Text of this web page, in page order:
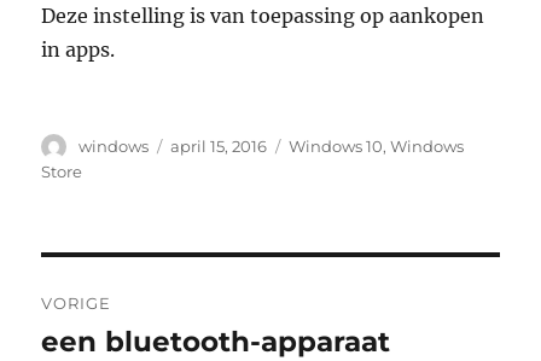
Deze instelling is van toepassing op aankopen
in apps.
Auteur
windows
Geplaatst
april 15, 2016 Tags
Windows 10,Windows
Store
navigatie
VORIGE
Vorig
een bluetooth-apparaat